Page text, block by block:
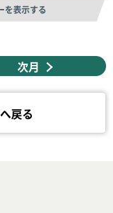
を表示する
次月
戻る